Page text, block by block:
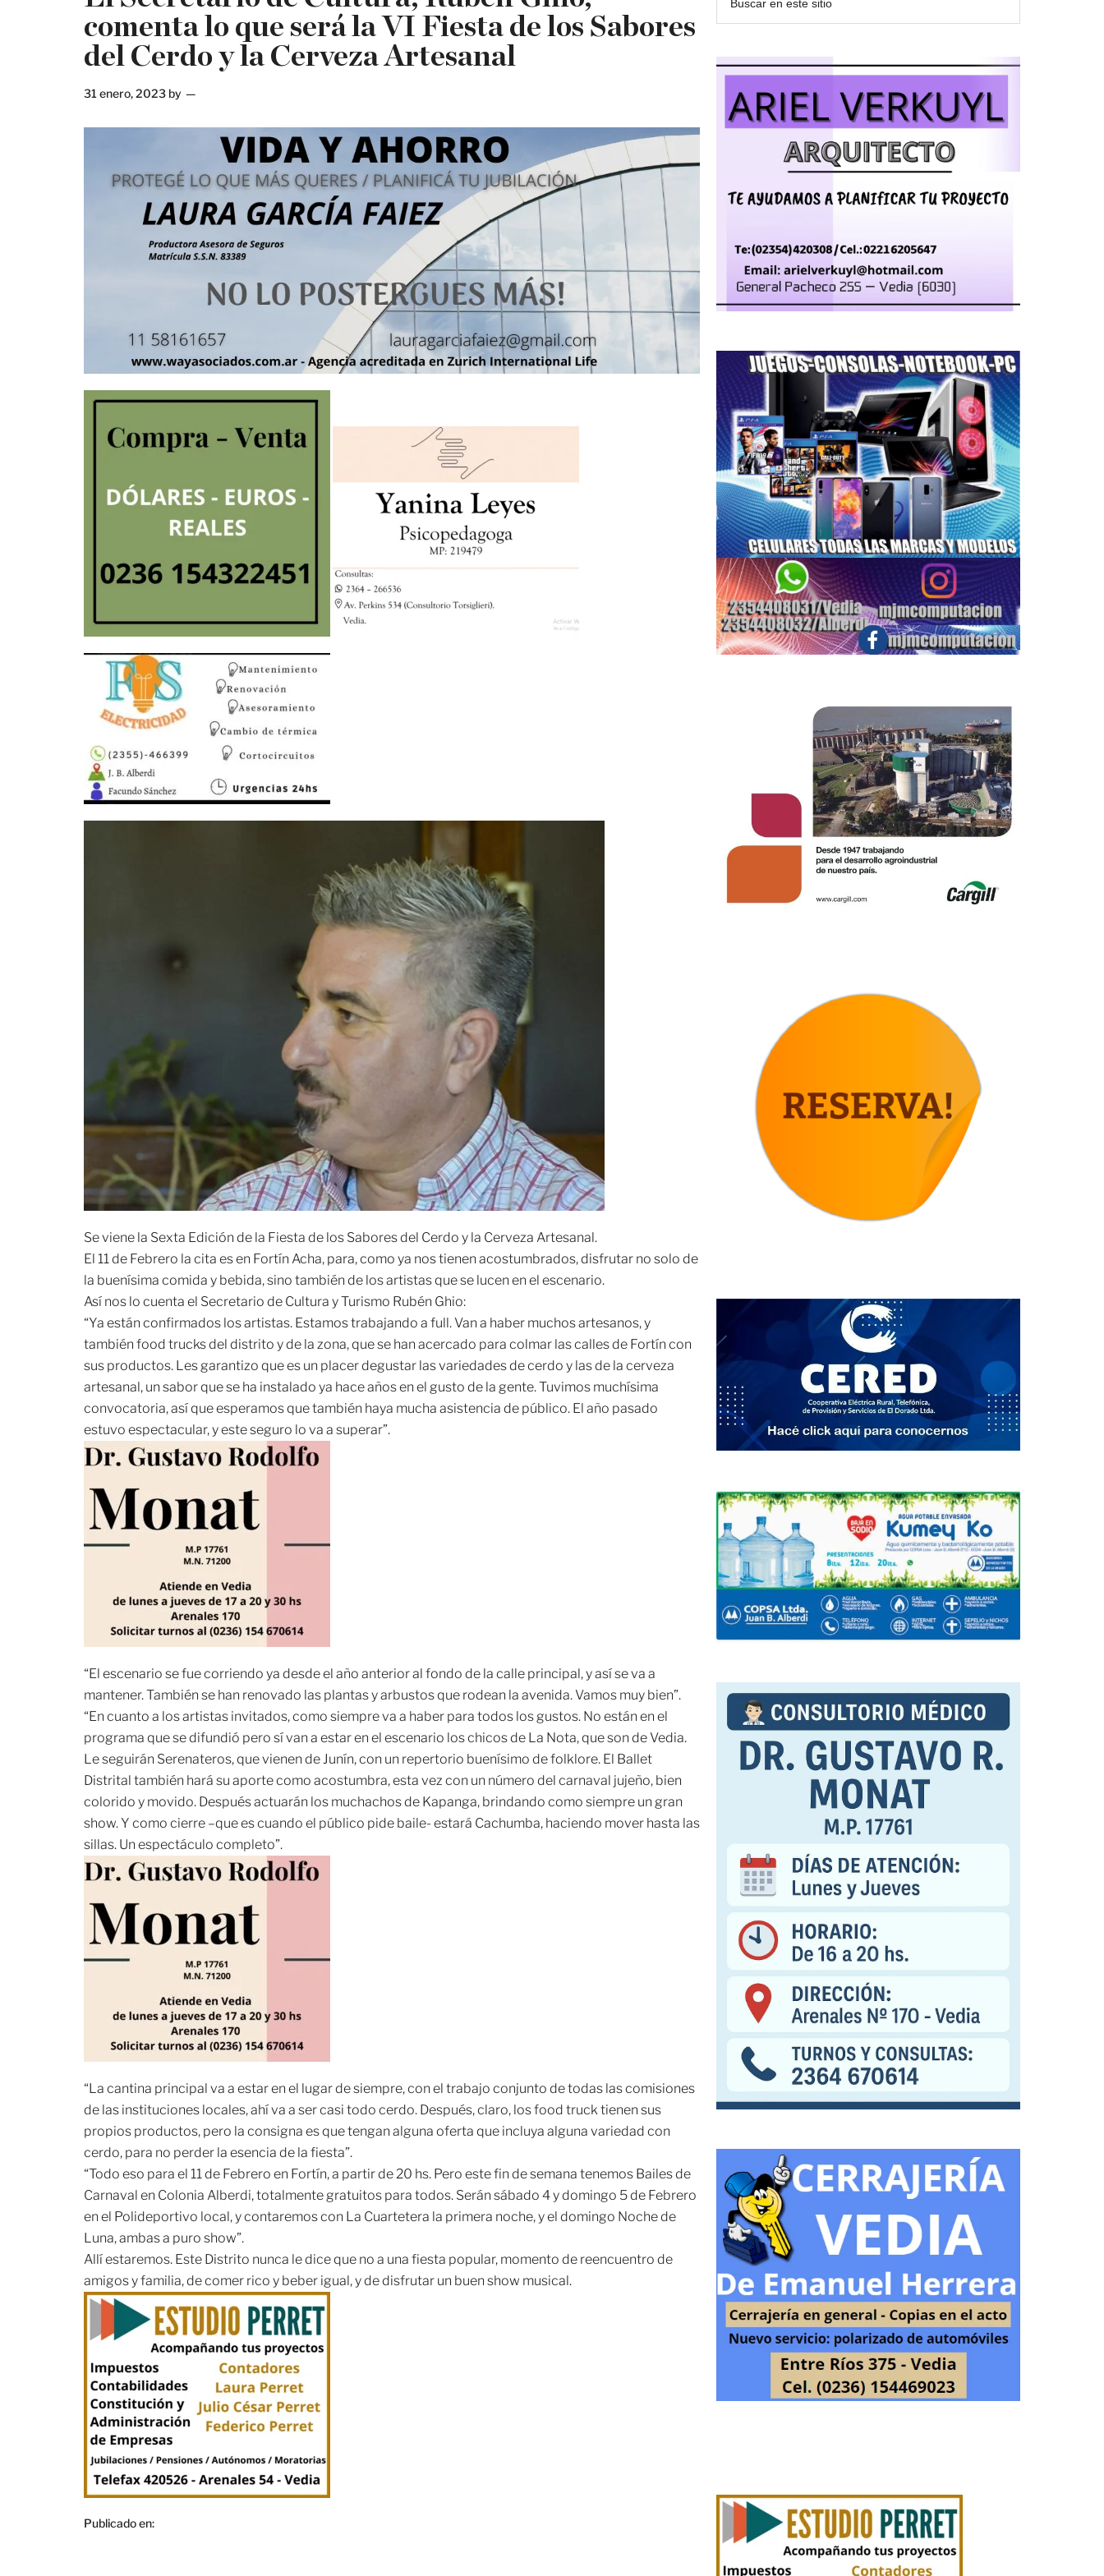
comenta lo que será la VI Fiesta de los Sabores
del Cerdo y la Cerveza Artesanal
31 enero, 2023 by
Se viene la Sexta Edición de la Fiesta de los Sabores del Cerdo y la Cerveza Artesanal.
El 11 de Febrero la cita es en Fortín Acha, para, como ya nos tienen acostumbrados, disfrutar no solo de
la buenísima comida y bebida, sino también de los artistas que se lucen en el escenario.
Así nos lo cuenta el Secretario de Cultura y Turismo Rubén Ghio:
“Ya están confirmados los artistas. Estamos trabajando a full. Van a haber muchos artesanos, y
también food trucks del distrito y de la zona, que se han acercado para colmar las calles de Fortín con
sus productos. Les garantizo que es un placer degustar las variedades de cerdo y las de la cerveza
artesanal, un sabor que se ha instalado ya hace años en el gusto de la gente. Tuvimos muchísima
convocatoria, así que esperamos que también haya mucha asistencia de público. El año pasado
estuvo espectacular, y este seguro lo va a superar”.
“El escenario se fue corriendo ya desde el año anterior al fondo de la calle principal, y así se va a
mantener. También se han renovado las plantas y arbustos que rodean la avenida. Vamos muy bien”.
“En cuanto a los artistas invitados, como siempre va a haber para todos los gustos. No están en el
programa que se difundió pero sí van a estar en el escenario los chicos de La Nota, que son de Vedia.
Le seguirán Serenateros, que vienen de Junín, con un repertorio buenísimo de folklore. El Ballet
Distrital también hará su aporte como acostumbra, esta vez con un número del carnaval jujeño, bien
colorido y movido. Después actuarán los muchachos de Kapanga, brindando como siempre un gran
show. Y como cierre –que es cuando el público pide baile- estará Cachumba, haciendo mover hasta las
sillas. Un espectáculo completo”.
“La cantina principal va a estar en el lugar de siempre, con el trabajo conjunto de todas las comisiones
de las instituciones locales, ahí va a ser casi todo cerdo. Después, claro, los food truck tienen sus
propios productos, pero la consigna es que tengan alguna oferta que incluya alguna variedad con
cerdo, para no perder la esencia de la fiesta”.
“Todo eso para el 11 de Febrero en Fortín, a partir de 20 hs. Pero este fin de semana tenemos Bailes de
Carnaval en Colonia Alberdi, totalmente gratuitos para todos. Serán sábado 4 y domingo 5 de Febrero
en el Polideportivo local, y contaremos con La Cuartetera la primera noche, y el domingo Noche de
Luna, ambas a puro show”.
Allí estaremos. Este Distrito nunca le dice que no a una fiesta popular, momento de reencuentro de
amigos y familia, de comer rico y beber igual, y de disfrutar un buen show musical.
Publicado en: